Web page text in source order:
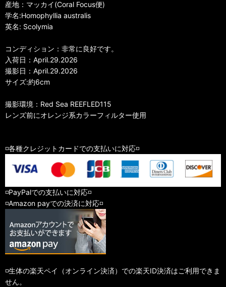
産地：マッカイ(Coral Focus便)
学名:Homophyllia australis
英名: Scolymia
コンディション：非常に良好です。
入荷日：April.29.2026
撮影日：April.29.2026
サイズ:約6cm
撮影環境：Red Sea REEFLED115
レンズ前にオレンジ系カラーフィルター使用
◽️各種クレジットカードでの支払いに対応◽️
◽️PayPalでの支払いに対応◽️
◽️Amazon payでの決済に対応◽️
◽️生体の楽天ペイ（オンライン決済）での楽天ID決済はご利用できま
せん。